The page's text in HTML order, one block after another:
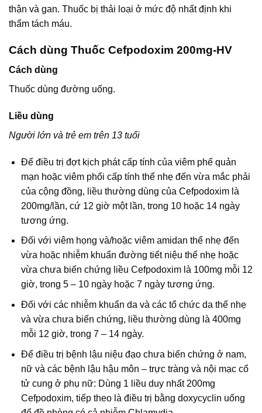
thận và gan. Thuốc bị thải loại ở mức độ nhất định khi
thẩm tách máu.
Cách dùng Thuốc Cefpodoxim 200mg-HV
Cách dùng
Thuốc dùng đường uống.
Liều dùng
Người lớn và trẻ em trên 13 tuổi
Để điều trị đợt kịch phát cấp tính của viêm phế quản
mạn hoặc viêm phổi cấp tính thể nhẹ đến vừa mắc phải
của cộng đồng, liều thường dùng của Cefpodoxim là
200mg/lần, cứ 12 giờ một lần, trong 10 hoặc 14 ngày
tương ứng.
Đối với viêm họng và/hoặc viêm amidan thể nhẹ đến
vừa hoặc nhiễm khuẩn đường tiết niệu thể nhẹ hoặc
vừa chưa biến chứng liều Cefpodoxim là 100mg mỗi 12
giờ, trong 5 – 10 ngày hoặc 7 ngày tương ứng.
Đối với các nhiễm khuẩn da và các tổ chức da thể nhẹ
và vừa chưa biến chứng, liều thường dùng là 400mg
mỗi 12 giờ, trong 7 – 14 ngày.
Để điều trị bệnh lậu niệu đạo chưa biến chứng ở nam,
nữ và các bệnh lậu hậu môn – trực tràng và nội mạc cổ
tử cung ở phụ nữ: Dùng 1 liều duy nhất 200mg
Cefpodoxim, tiếp theo là điều trị bằng doxycyclin uống